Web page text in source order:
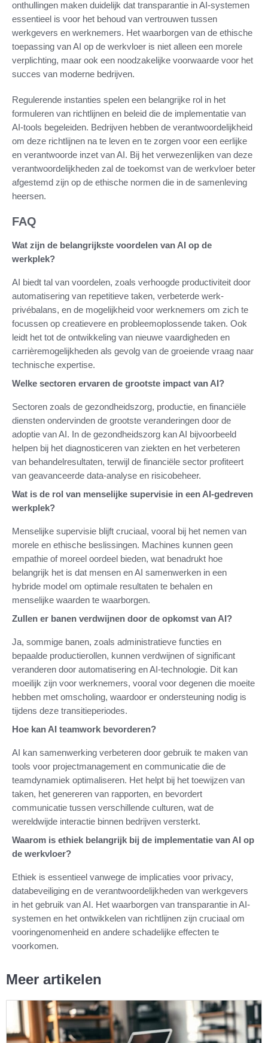
onthullingen maken duidelijk dat transparantie in AI-systemen
essentieel is voor het behoud van vertrouwen tussen
werkgevers en werknemers. Het waarborgen van de ethische
toepassing van AI op de werkvloer is niet alleen een morele
verplichting, maar ook een noodzakelijke voorwaarde voor het
succes van moderne bedrijven.
Regulerende instanties spelen een belangrijke rol in het
formuleren van richtlijnen en beleid die de implementatie van
AI-tools begeleiden. Bedrijven hebben de verantwoordelijkheid
om deze richtlijnen na te leven en te zorgen voor een eerlijke
en verantwoorde inzet van AI. Bij het verwezenlijken van deze
verantwoordelijkheden zal de toekomst van de werkvloer beter
afgestemd zijn op de ethische normen die in de samenleving
heersen.
FAQ
Wat zijn de belangrijkste voordelen van AI op de
werkplek?
AI biedt tal van voordelen, zoals verhoogde productiviteit door
automatisering van repetitieve taken, verbeterde werk-
privébalans, en de mogelijkheid voor werknemers om zich te
focussen op creatievere en probleemoplossende taken. Ook
leidt het tot de ontwikkeling van nieuwe vaardigheden en
carrièremogelijkheden als gevolg van de groeiende vraag naar
technische expertise.
Welke sectoren ervaren de grootste impact van AI?
Sectoren zoals de gezondheidszorg, productie, en financiële
diensten ondervinden de grootste veranderingen door de
adoptie van AI. In de gezondheidszorg kan AI bijvoorbeeld
helpen bij het diagnosticeren van ziekten en het verbeteren
van behandelresultaten, terwijl de financiële sector profiteert
van geavanceerde data-analyse en risicobeheer.
Wat is de rol van menselijke supervisie in een AI-gedreven
werkplek?
Menselijke supervisie blijft cruciaal, vooral bij het nemen van
morele en ethische beslissingen. Machines kunnen geen
empathie of moreel oordeel bieden, wat benadrukt hoe
belangrijk het is dat mensen en AI samenwerken in een
hybride model om optimale resultaten te behalen en
menselijke waarden te waarborgen.
Zullen er banen verdwijnen door de opkomst van AI?
Ja, sommige banen, zoals administratieve functies en
bepaalde productierollen, kunnen verdwijnen of significant
veranderen door automatisering en AI-technologie. Dit kan
moeilijk zijn voor werknemers, vooral voor degenen die moeite
hebben met omscholing, waardoor er ondersteuning nodig is
tijdens deze transitieperiodes.
Hoe kan AI teamwork bevorderen?
AI kan samenwerking verbeteren door gebruik te maken van
tools voor projectmanagement en communicatie die de
teamdynamiek optimaliseren. Het helpt bij het toewijzen van
taken, het genereren van rapporten, en bevordert
communicatie tussen verschillende culturen, wat de
wereldwijde interactie binnen bedrijven versterkt.
Waarom is ethiek belangrijk bij de implementatie van AI op
de werkvloer?
Ethiek is essentieel vanwege de implicaties voor privacy,
databeveiliging en de verantwoordelijkheden van werkgevers
in het gebruik van AI. Het waarborgen van transparantie in AI-
systemen en het ontwikkelen van richtlijnen zijn cruciaal om
vooringenomenheid en andere schadelijke effecten te
voorkomen.
Meer artikelen